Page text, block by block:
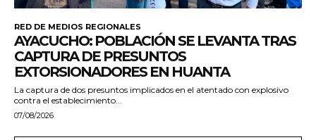
RED DE MEDIOS REGIONALES
AYACUCHO: POBLACIÓN SE LEVANTA TRAS
CAPTURA DE PRESUNTOS
EXTORSIONADORES EN HUANTA
La captura de dos presuntos implicados en el atentado con explosivo
contra el establecimiento...
07/08/2026